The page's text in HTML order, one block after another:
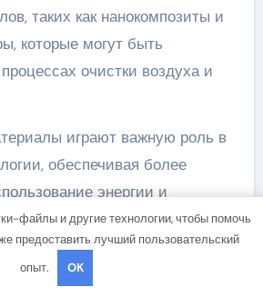
таких как нанокомпозиты и
которые могут быть
очистки воздуха и
играют важную роль в
обеспечивая более
энергии и
состояния окружающей
наноматериалов
новые и
файлы и другие технологии, чтобы помочь
предоставить лучший пользовательский
опыт.
OK